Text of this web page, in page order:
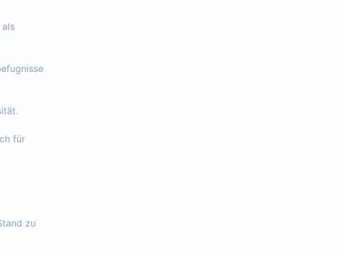
für
zu